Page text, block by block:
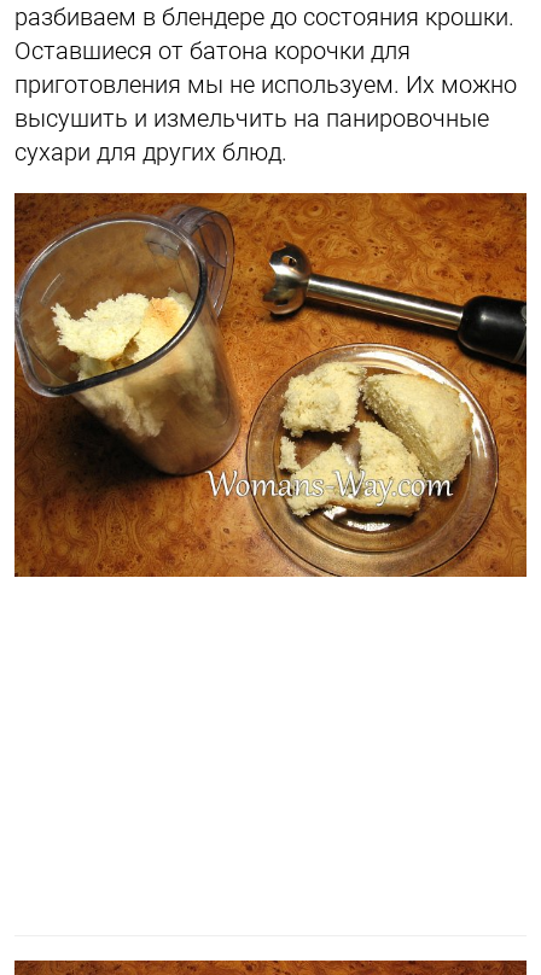
разбиваем в блендере до состояния крошки.
Оставшиеся от батона корочки для
приготовления мы не используем. Их можно
высушить и измельчить на панировочные
сухари для других блюд.